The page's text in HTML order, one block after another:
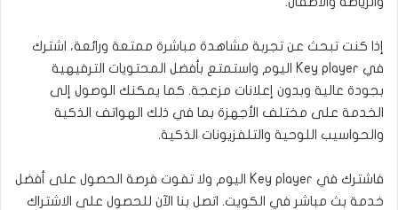
إذا كنت تبحث عن تجربة مشاهدة مباشرة ممتعة ورائعة، اشترك
في Key player اليوم واستمتع بأفضل المحتويات الترفيهية
بجودة عالية وبدون إعلانات مزعجة. كما يمكنك الوصول إلى
الخدمة على مختلف الأجهزة بما في ذلك الهواتف الذكية
والحواسيب اللوحية والتلفزيونات الذكية.
فاشترك في Key player اليوم ولا تفوت فرصة الحصول على أفضل
خدمة بث مباشر في الكويت. اتصل بنا الآن للحصول على الاشتراك